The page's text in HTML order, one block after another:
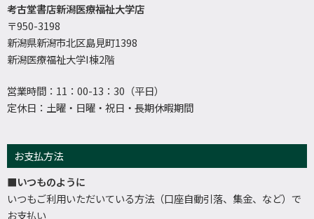
考古堂書店新潟医療福祉大学店
〒950-3198
新潟県新潟市北区島見町1398
新潟医療福祉大学I棟2階
営業時間：11：00-13：30（平日）
定休日：土曜・日曜・祝日・長期休暇期間
お支払方法
■いつものように
いつもご利用いただいている方法（口座自動引落、集金、など）で
お支払い